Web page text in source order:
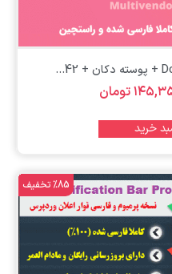
تومان
خرید
%85 تخفیف